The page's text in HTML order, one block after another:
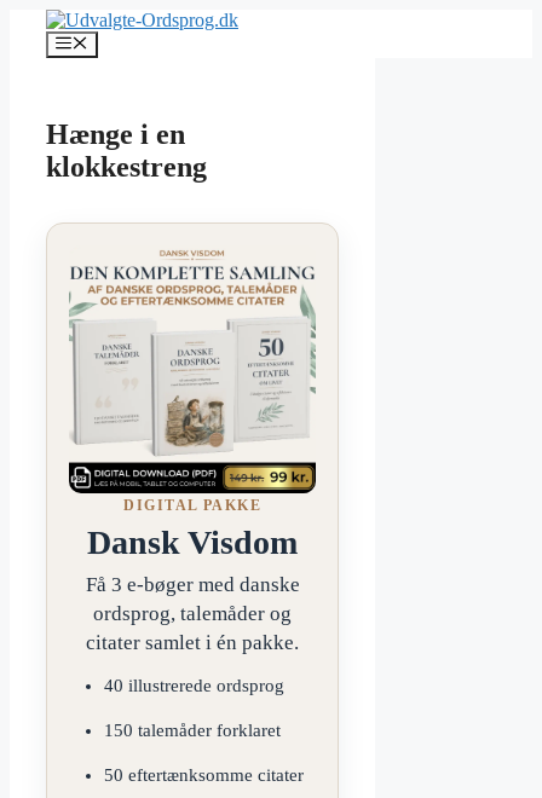
indhold
Menu
Hænge i en
klokkestreng
DIGITAL PAKKE
Dansk Visdom
Få 3 e-bøger med danske
ordsprog, talemåder og
citater samlet i én pakke.
40 illustrerede ordsprog
150 talemåder forklaret
50 eftertænksomme citater